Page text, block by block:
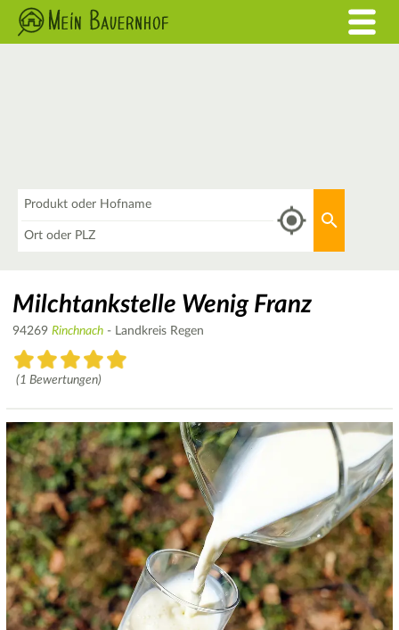
Milchtankstelle Wenig Franz
94269 Rinchnach - Landkreis Regen
(1 Bewertungen)